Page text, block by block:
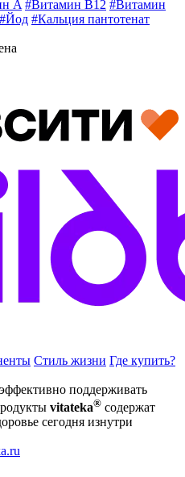
A #Витамин B12 #Витамин
#Йод #Кальция пантотенат
Стиль жизни Где купить?
поддерживать
vitateka® содержат
сегодня изнутри